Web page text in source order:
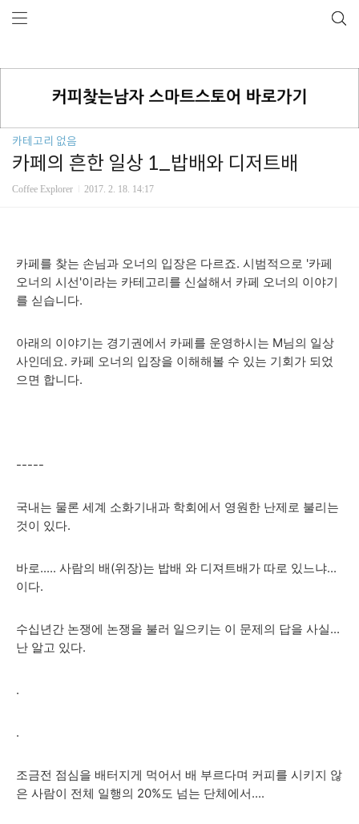
카테고리 없음
카페의 흔한 일상 1_밥배와 디저트배
Coffee Explorer 2017. 2. 18. 14:17
카페를 찾는 손님과 오너의 입장은 다르죠. 시범적으로 '카페
오너의 시선'이라는 카테고리를 신설해서 카페 오너의 이야기
를 싣습니다.
아래의 이야기는 경기권에서 카페를 운영하시는 M님의 일상
사인데요. 카페 오너의 입장을 이해해볼 수 있는 기회가 되었
으면 합니다.
-----
국내는 물론 세계 소화기내과 학회에서 영원한 난제로 불리는
것이 있다.
바로..... 사람의 배(위장)는 밥배 와 디져트배가 따로 있느냐...
이다.
수십년간 논쟁에 논쟁을 불러 일으키는 이 문제의 답을 사실...
난 알고 있다.
.
.
조금전 점심을 배터지게 먹어서 배 부르다며 커피를 시키지 않
은 사람이 전체 일행의 20%도 넘는 단체에서....